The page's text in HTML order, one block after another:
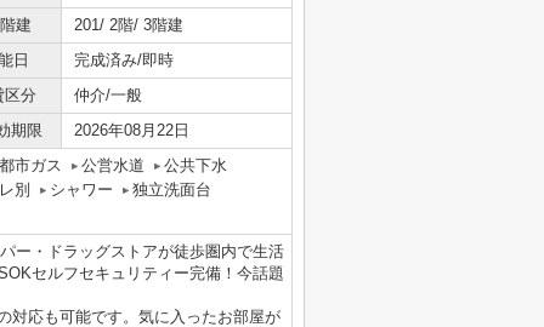
建
201/ 2階/ 3階建
日
完成済み/即時
区分
仲介/一般
期限
2026年08月22日
都市ガス
公営水道
公共下水
別
シャワー 独立洗面台
ー・ドラッグストアが徒歩圏内で生活
セルフセキュリティー完備！今話題
対応も可能です。気に入ったお部屋が